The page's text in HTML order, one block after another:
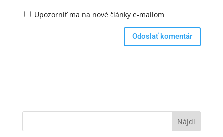
Upozorniť ma na nové články e-mailom